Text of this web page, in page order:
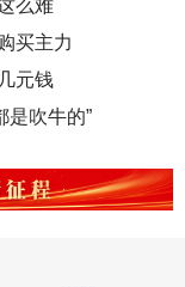
每个角落。 佳节同
越成为全球共享的文
文化爱好者送上新春
大利亚悉尼歌剧院点
发（史蒂芬·程
生动展现文明古国中
。 春回大地，万象
与浙江祥云实业投资
简称祥云公司、祥虹
司（以下简称方泰公
资意向保证金50万
此时已成就“原路退
还”给永金公司。
后管理人告知是因为
么难
买主力
元钱
是吹牛的”